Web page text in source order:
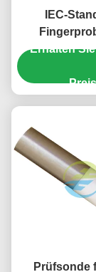
IEC-
Prüfung
Festigkeit
Teilen ̇ 50N-
Erhalten
Preis
Prüfsonde